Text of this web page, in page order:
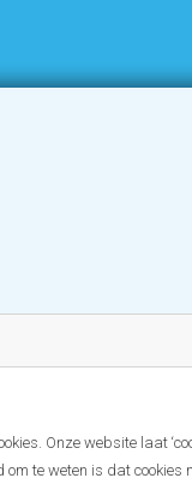
Onze website laat
om te weten is dat